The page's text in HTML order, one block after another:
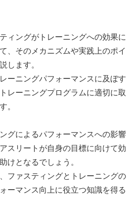
ィングがトレーニングへの効果に
、そのメカニズムや実践上のポイ
します。
ーニングパフォーマンスに及ぼす
レーニングプログラムに適切に取
。
グによるパフォーマンスへの影響
スリートが自身の目標に向けて効
けとなるでしょう。
ファスティングとトレーニングの
ーマンス向上に役立つ知識を得る